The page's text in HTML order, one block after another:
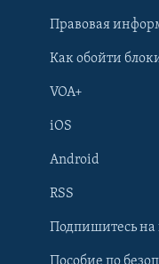
Learning English
Правовая
Как обойти
VOA+
iOS
Android
RSS
Подпишитесь на